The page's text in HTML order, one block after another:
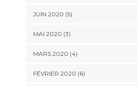
JUIN 2020 (5)
MAI 2020 (3)
MARS 2020 (4)
FÉVRIER 2020 (6)